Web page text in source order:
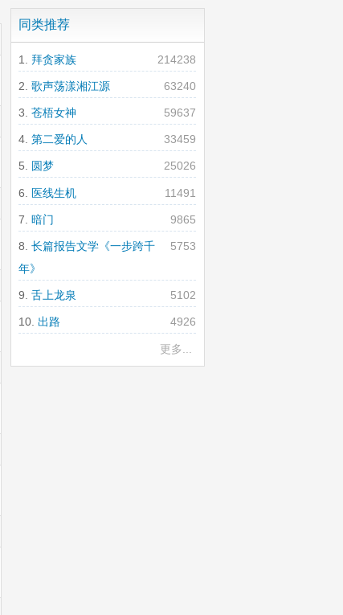
同类推荐
214238
拜贪家族
63240
歌声荡漾湘江源
59637
苍梧女神
33459
第二爱的人
25026
圆梦
11491
医线生机
9865
暗门
5753
长篇报告文学《一步跨千
年》
5102
舌上龙泉
4926
出路
更多...